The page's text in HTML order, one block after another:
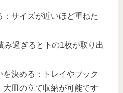
：サイズが近いほど重ねた
み過ぎると下の1枚が取り出
を決める：トレイやブック
大皿の立て収納が可能です